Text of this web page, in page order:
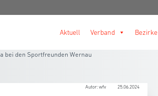
Aktuell Verband Bezirke
bei den Sportfreunden Wernau
Autor: wfv 25.06.2024